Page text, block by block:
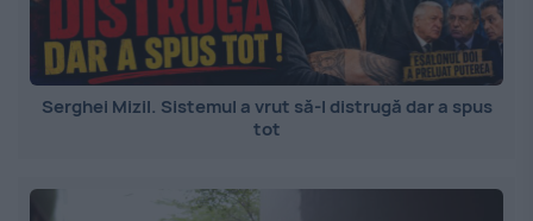
Serghei Mizil. Sistemul a vrut să-l distrugă dar a spus
tot